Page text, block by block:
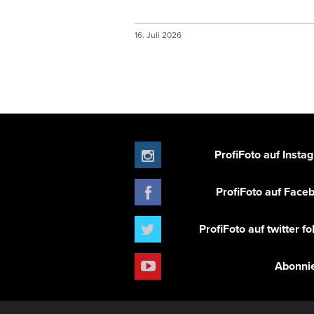
16. Juli 2026
ProfiFoto auf
ProfiFoto auf
ProfiFoto auf twitter